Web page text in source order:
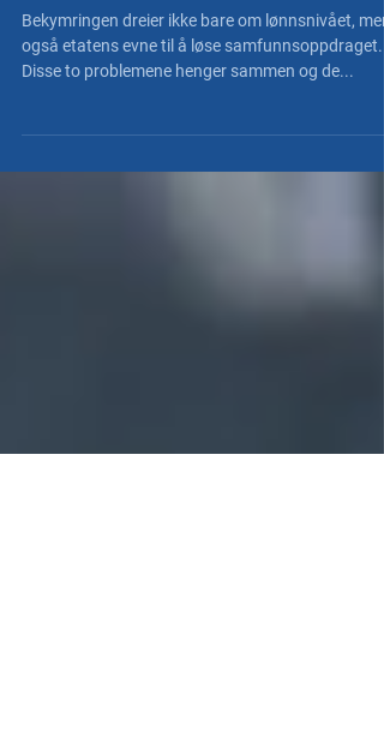
NT med varsling til
og Storting
også etatens evne til å løse samfunnsoppdraget.